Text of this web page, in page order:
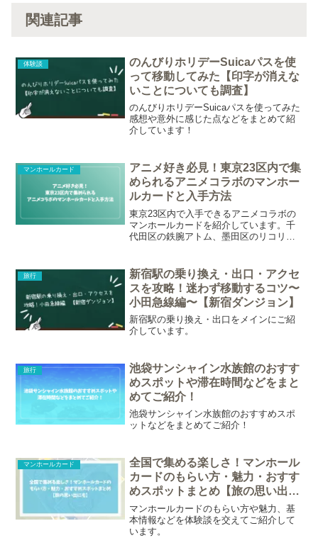
関連記事
体験談
のんびりホリデーSuicaパスを使
って移動してみた【印字が消えな
いことについても調査】
のんびりホリデーSuicaパスを使ってみた
感想や意外に感じた点などをまとめて紹
介しています！
マンホールカード
アニメ好き必見！東京23区内で集
められるアニメコラボのマンホー
ルカードと入手方法
東京23区内で入手できるアニメコラボの
マンホールカードを紹介しています。千
代田区の鉄腕アトム、墨田区のリコリ
旅行
新宿駅の乗り換え・出口・アクセ
スを攻略！迷わず移動するコツ〜
小田急線編〜【新宿ダンジョン】
新宿駅の乗り換え・出口をメインにご紹
介しています。
旅行
池袋サンシャイン水族館のおすす
めスポットや滞在時間などをまと
めてご紹介！
池袋サンシャイン水族館のおすすめスポ
ットなどをまとめてご紹介！
マンホールカード
全国で集める楽しさ！マンホール
カードのもらい方・魅力・おすす
めスポットまとめ【旅の思い出に
も】
マンホールカードのもらい方や魅力、基
本情報などを体験談を交えてご紹介して
います。